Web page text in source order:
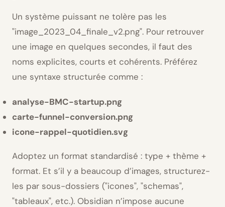
Un système puissant ne tolère pas les
image_2023_04_finale_v2.png . Pour retrouver
une image en quelques secondes, il faut des
noms explicites, courts et cohérents. Préférez
une syntaxe structurée comme :
analyse-BMC-startup.png
carte-funnel-conversion.png
icone-rappel-quotidien.svg
Adoptez un format standardisé : type + thème +
format. Et s’il y a beaucoup d’images, structurez-
les par sous-dossiers ( icones , schemas ,
tableaux , etc.). Obsidian n’impose aucune